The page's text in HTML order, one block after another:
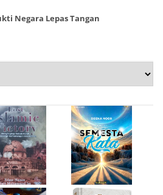
Negara Lepas Tangan
Kemenangan
Umayah
Medical,
Sekadar
Buku Medis
Haifa Eimaan
The Untold
History of
Ottoman